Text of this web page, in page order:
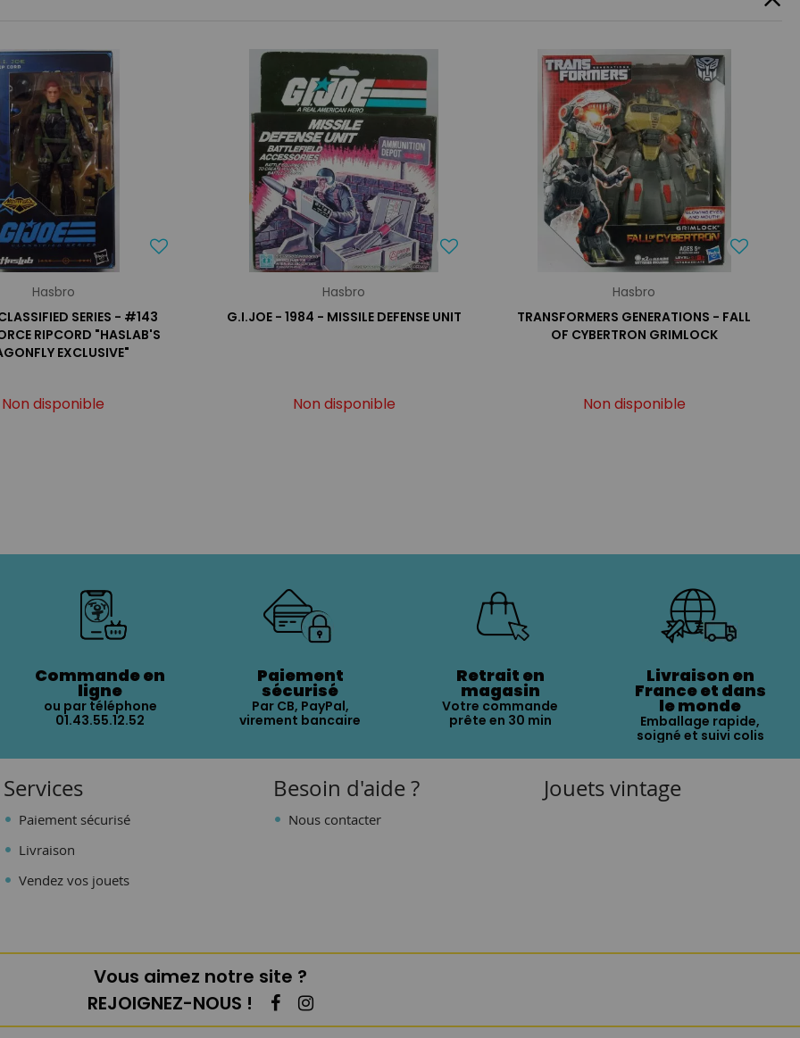
Hasbro
SERIES - #143
RIPCORD "HASLAB'S
EXCLUSIVE"
Non disponible
Hasbro
G.I.JOE - 1984 - MISSILE DEFENSE UNIT
Non disponible
Hasbro
TRANSFORMERS GENERATIONS - FALL
OF CYBERTRON GRIMLOCK
Non disponible
Commande en
ligne
ou par téléphone
01.43.55.12.52
Paiement
sécurisé
Par CB, PayPal,
virement bancaire
Retrait en
magasin
Votre commande
prête en 30 min
Livraison en
France et dans
le monde
Emballage rapide,
soigné et suivi colis
Services
Paiement sécurisé
Livraison
Vendez vos jouets
Besoin d'aide ?
Nous contacter
Jouets vintage
Vous aimez notre site ?
REJOIGNEZ-NOUS !